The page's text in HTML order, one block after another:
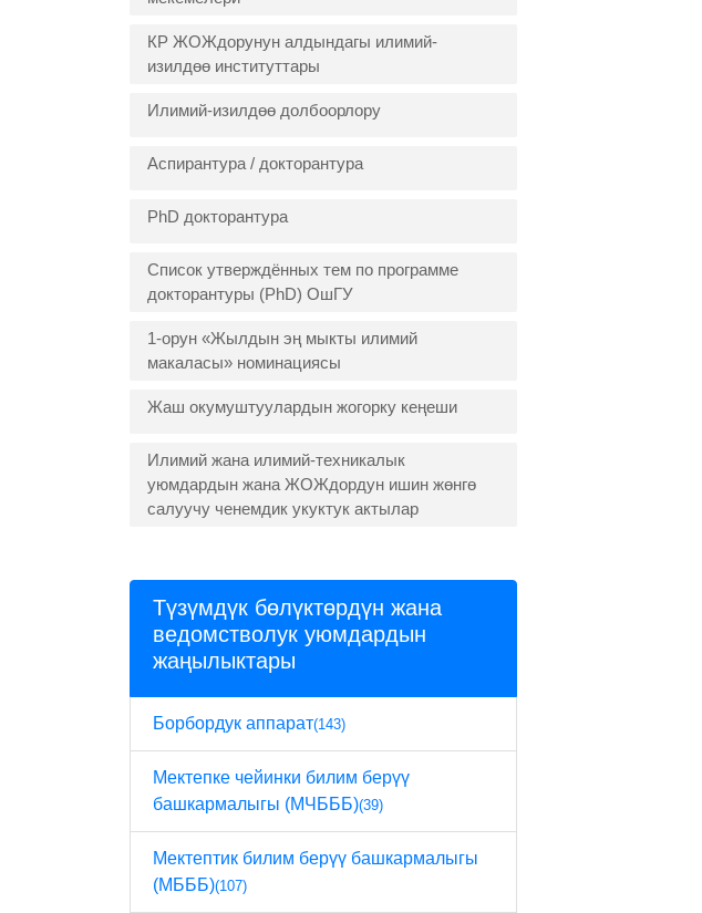
КР ЖОЖдорунун алдындагы илимий-
изилдөө институттары
Илимий-изилдөө долбоорлору
Аспирантура / докторантура
PhD докторантура
Список утверждённых тем по программе
докторантуры (PhD) ОшГУ
1-орун «Жылдын эң мыкты илимий
макаласы» номинациясы
Жаш окумуштуулардын жогорку кеңеши
Илимий жана илимий-техникалык
уюмдардын жана ЖОЖдордун ишин жөнгө
салуучу ченемдик укуктук актылар
Түзүмдүк бөлүктөрдүн жана
ведомстволук уюмдардын
жаңылыктары
Борбордук аппарат(143)
Мектепке чейинки билим берүү
башкармалыгы (МЧБББ)(39)
Мектептик билим берүү башкармалыгы
(МБББ)(107)